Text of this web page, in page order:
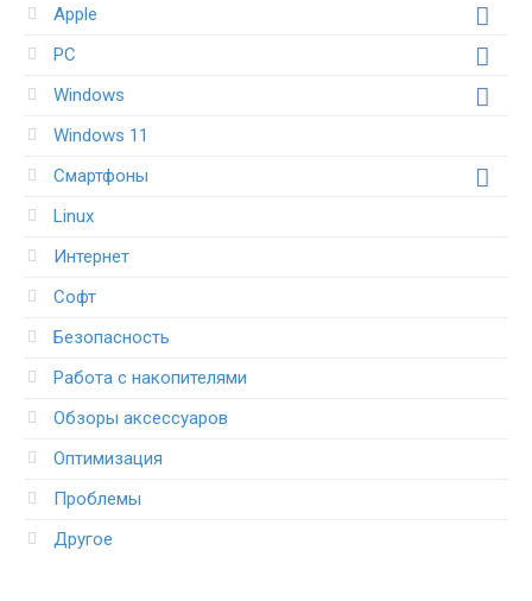
Apple
PC
Windows
Windows 11
Смартфоны
Linux
Интернет
Софт
Безопасность
Работа с накопителями
Обзоры аксессуаров
Оптимизация
Проблемы
Другое